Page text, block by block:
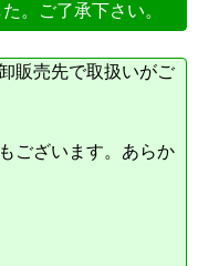
。ご了承下さい。
販売先で取扱いがご
ございます。あらか